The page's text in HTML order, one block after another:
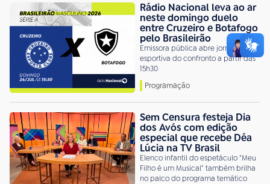
Rádio Nacional leva ao ar
neste domingo duelo
entre Cruzeiro e Botafogo
pelo Brasileirão
Emissora pública abre jornada
esportiva do confronto a partir das
15h30
Programação
Sem Censura festeja Dia
dos Avós com edição
especial que recebe Déa
Lúcia na TV Brasil
Elenco infantil do espetáculo "Meu
Filho é um Musical" também brilha
no palco do programa temático